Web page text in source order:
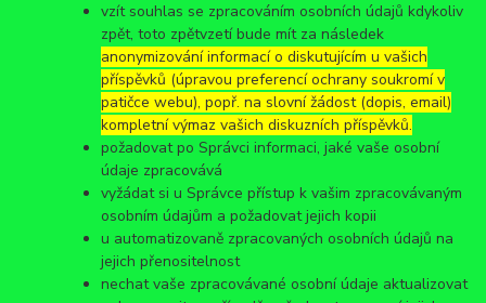
vzít souhlas se zpracováním osobních údajů kdykoliv
zpět, toto zpětvzetí bude mít za následek
anonymizování informací o diskutujícím u vašich
příspěvků (úpravou preferencí ochrany soukromí v
patičce webu), popř. na slovní žádost (dopis, email)
kompletní výmaz vašich diskuzních příspěvků.
požadovat po Správci informaci, jaké vaše osobní
údaje zpracovává
vyžádat si u Správce přístup k vašim zpracovávaným
osobním údajům a požadovat jejich kopii
u automatizovaně zpracovaných osobních údajů na
jejich přenositelnost
nechat vaše zpracovávané osobní údaje aktualizovat